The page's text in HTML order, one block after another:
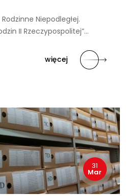
Niepodległej.
II Rzeczypospolitej”…
więcej
31
Mar